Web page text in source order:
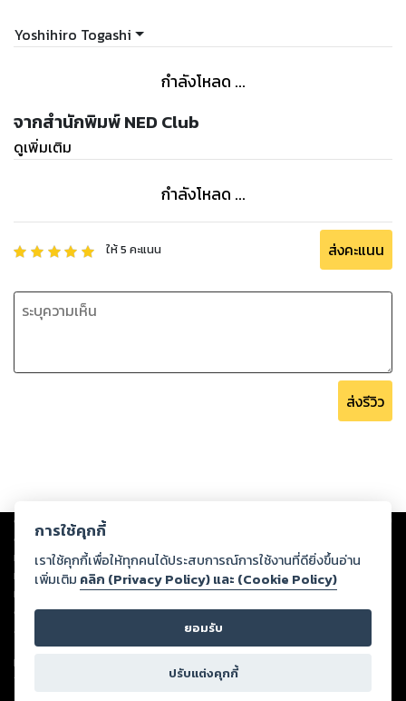
Yoshihiro Togashi
กำลังโหลด ...
จากสำนักพิมพ์ NED Club
ดูเพิ่มเติม
กำลังโหลด ...
ให้5 คะแนน ส่งคะแนน
ส่งรีวิว
Copyright © 2026
ต่อผลงานหรือเนื้อหาใดที่อัปโหลดผ่านเว็บไซต์และปรากฏว่าละเมิดสิทธิใน
ทรัพย์สินทางปัญญาของบุคคลอื่นหรือขัดต่อกฎหมายและศีลธรรม ดังนั้น ผู้อ่าน
ทุกท่านโปรดใช้วิจารณญาณในการกลั่นกรองด้วยตนเอง และหากท่านพบว่าส่วน
หนึ่งส่วนใดขัดต่อกฎหมายและศีลธรรม กรุณาแจ้งมายังบริษัท เพื่อทีมงานจะได้
ดำเนินการในทันที ทั้งนี้ ทางสตอรี่ล็อกขอสงวนลิขสิทธิ์ตามพระราชบัญญัติ
ลิขสิทธิ์ พ.ศ. 2537 (ฉบับล่าสุด)
For support: member@ookbee.com
Version
การใช้คุกกี้
เราใช้คุกกี้เพื่อให้ทุกคนได้ประสบการณ์การใช้งานที่ดียิ่งขึ้นอ่าน
เพิ่มเติม คลิก (Privacy Policy) และ (Cookie Policy)
ยอมรับ
ปรับแต่งคุกกี้